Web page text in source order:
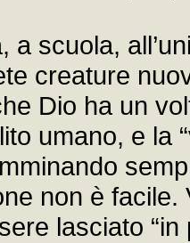
a scuola,
creature
Dio ha un
umano, e la
non è
lasciato